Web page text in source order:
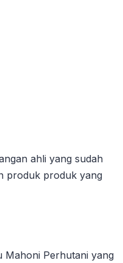
ahli yang sudah
produk produk yang
Mahoni Perhutani yang